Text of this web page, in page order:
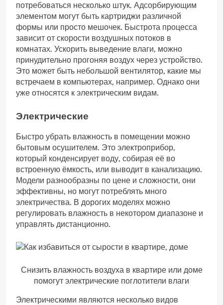
потребоваться несколько штук. Адсорбирующим
элементом могут быть картриджи различной
формы или просто мешочек. Быстрота процесса
зависит от скорости воздушных потоков в
комнатах. Ускорить выведение влаги, можно
принудительно прогоняя воздух через устройство.
Это может быть небольшой вентилятор, какие мы
встречаем в компьютерах, например. Однако они
уже относятся к электрическим видам.
Электрические
Быстро убрать влажность в помещении можно
бытовым осушителем. Это электроприбор,
который конденсирует воду, собирая её во
встроенную ёмкость, или выводит в канализацию.
Модели разнообразны по цене и сложности, они
эффективны, но могут потреблять много
электричества. В дорогих моделях можно
регулировать влажность в некотором диапазоне и
управлять дистанционно.
Снизить влажность воздуха в квартире или доме
помогут электрические поглотители влаги
Электрическими являются несколько видов